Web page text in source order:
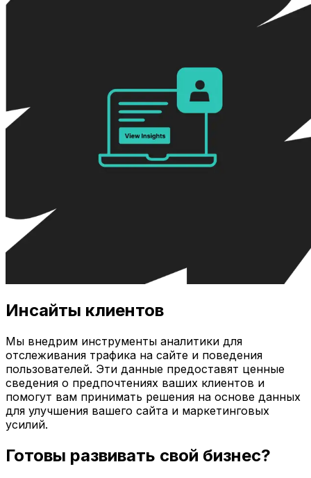
Инсайты клиентов
Мы внедрим инструменты аналитики для
отслеживания трафика на сайте и поведения
пользователей. Эти данные предоставят ценные
сведения о предпочтениях ваших клиентов и
помогут вам принимать решения на основе данных
для улучшения вашего сайта и маркетинговых
усилий.
Готовы развивать свой бизнес?